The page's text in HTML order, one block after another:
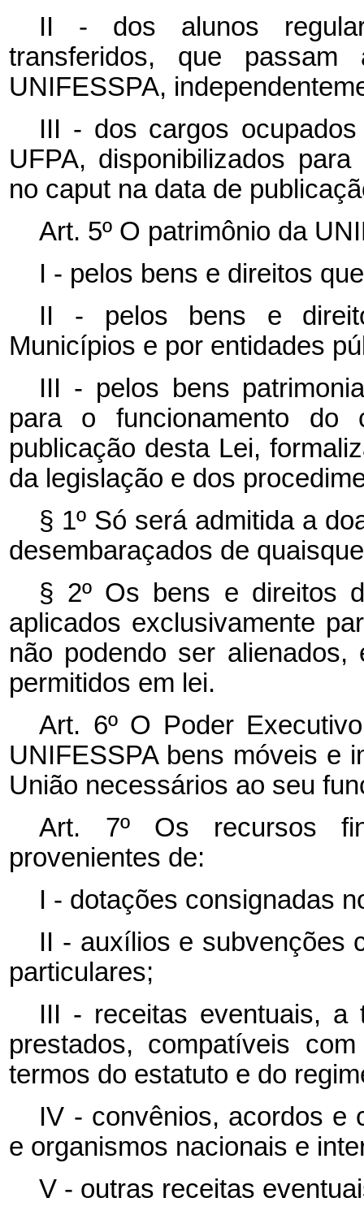
II - dos alunos
transferidos, que
UNIFESSPA,
III - dos cargos
UFPA, disponibilizados
no caput na data de
Art. 5º O patrimônio da
I - pelos bens e direitos
II - pelos bens e
Municípios e por entidades
III - pelos bens
para o funcionamento do
publicação desta Lei,
da legislação e dos
§ 1º Só será admitida a
desembaraçados de
§ 2º Os bens e direitos
aplicados exclusivamente
não podendo ser
permitidos em lei.
Art. 6º O Poder
UNIFESSPA bens móveis e
União necessários ao seu
Art. 7º Os recursos
provenientes de:
I - dotações consignadas
II - auxílios e subvenções
particulares;
III - receitas eventuais, a
prestados, compatíveis
termos do estatuto e do
IV - convênios, acordos e
e organismos nacionais e
V - outras receitas